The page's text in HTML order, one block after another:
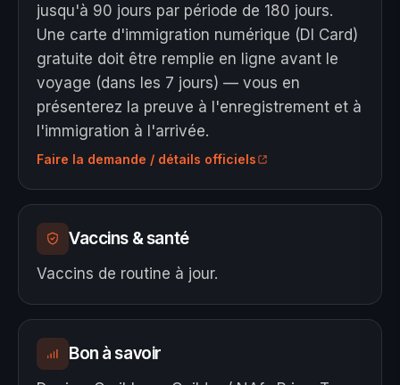
jusqu'à 90 jours par période de 180 jours.
Une carte d'immigration numérique (DI Card)
gratuite doit être remplie en ligne avant le
voyage (dans les 7 jours) — vous en
présenterez la preuve à l'enregistrement et à
l'immigration à l'arrivée.
Faire la demande / détails officiels
Vaccins & santé
Vaccins de routine à jour.
Bon à savoir